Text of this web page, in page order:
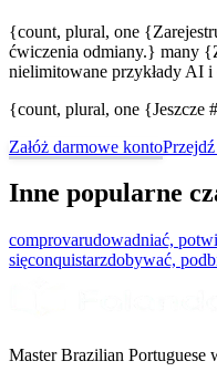
{count, plural, one
ćwiczenia odmiany.} many
nielimitowane przykłady AI
{count, plural, one {Jeszcze
Załóż darmowe konto
Inne popularne
comprovarudowadniać,
sięconquistarzdobywać,
Master Brazilian Portuguese